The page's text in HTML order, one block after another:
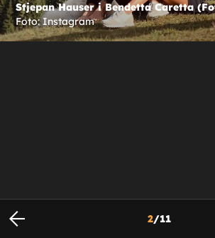
Stjepan Hauser i Bendetta Caretta
Foto: Instagram
2/11